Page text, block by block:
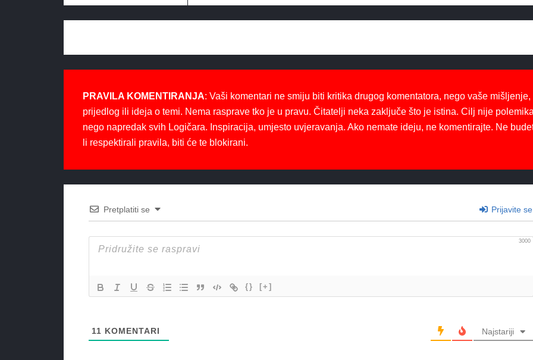
PRAVILA KOMENTIRANJA: Vaši komentari ne smiju biti kritika drugog komentatora, nego vaše mišljenje,
prijedlog ili ideja o temi. Nema rasprave tko je u pravu. Čitatelji neka zaključe što je istina. Cilj nije
nego napredak svih Logičara. Inspiracija, umjesto uvjeravanja. Ako nemate ideju, ne komentirajte. Ne
li respektirali pravila, biti će te blokirani.
Pretplatiti se Prijavite se
3000
{} [+]
11 KOMENTARI Najstariji